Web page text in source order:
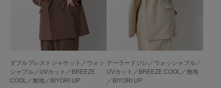
ダブルブレストジャケット／ウォッ
シャブル／UVカット／BREEZE
COOL／無地／BIYORI UP
テーラードジレ／ウォッシャブル／
UVカット／BREEZE COOL／無地
／BIYORI UP